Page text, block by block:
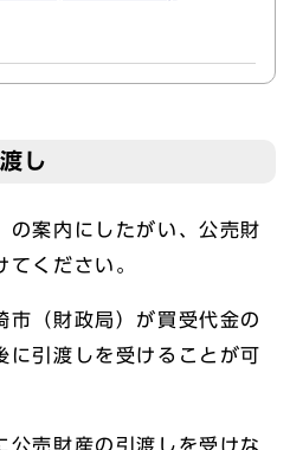
し
の案内にしたがい、公売財
てください。
市（財政局）が買受代金の
に引渡しを受けることが可
公売財産の引渡しを受けな